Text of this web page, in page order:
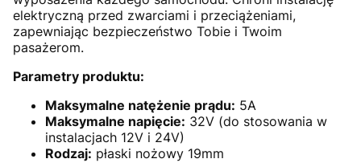
elektryczną przed zwarciami i przeciążeniami,
zapewniając bezpieczeństwo Tobie i Twoim
pasażerom.
Parametry produktu:
Maksymalne natężenie prądu: 5A
Maksymalne napięcie: 32V (do stosowania w
instalacjach 12V i 24V)
Rodzaj: płaski nożowy 19mm